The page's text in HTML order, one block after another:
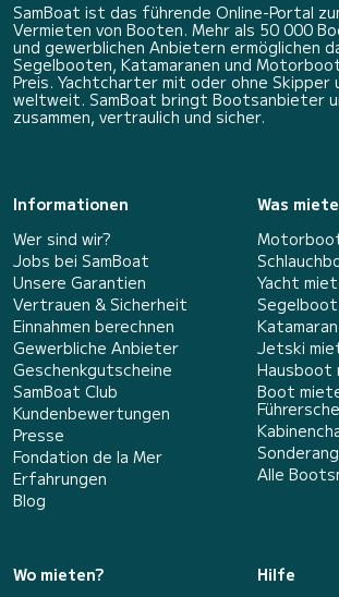
SamBoat ist das führende Online-Portal
Vermieten von Booten. Mehr als 50 000
und gewerblichen Anbietern ermöglichen
Segelbooten, Katamaranen und
Preis. Yachtcharter mit oder ohne Skipper
weltweit. SamBoat bringt Bootsanbieter
zusammen, vertraulich und sicher.
Informationen
Wer sind wir?
Jobs bei SamBoat
Unsere Garantien
Vertrauen & Sicherheit
Einnahmen berechnen
Gewerbliche Anbieter
Geschenkgutscheine
SamBoat Club
Kundenbewertungen
Presse
Fondation de la Mer
Erfahrungen
Blog
Was
Yacht
Jetski
Hausboot
Boot
Alle
Wo mieten?
Hilfe